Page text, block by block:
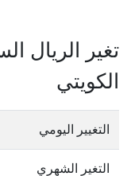
تغير الريال
الكويتي
التغيير اليومي
التغير الشهري